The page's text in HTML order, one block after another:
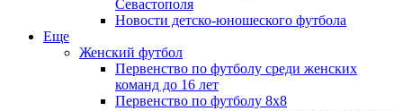
Севастополя
Новости детско-юношеского футбола
Еще
Женский футбол
Первенство по футболу среди женских
команд до 16 лет
Первенство по футболу 8х8